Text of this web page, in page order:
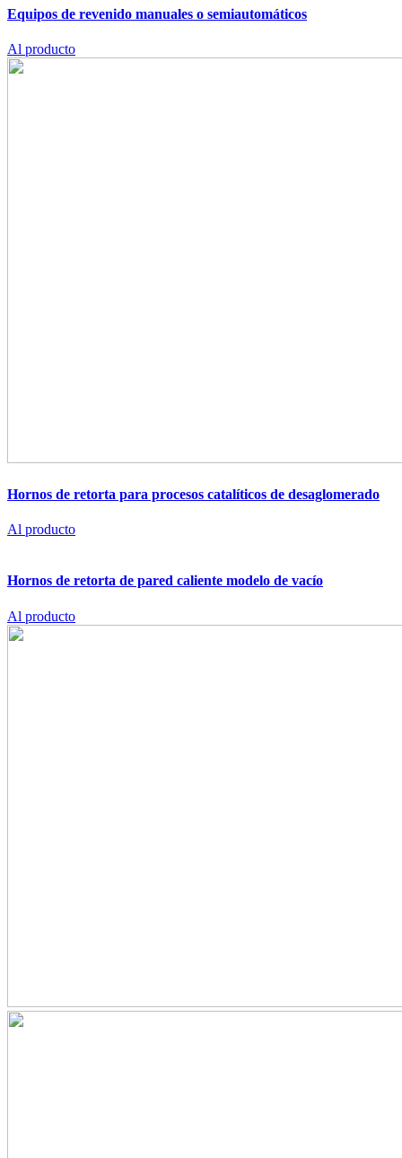
Equipos de revenido manuales o semiautomáticos
Al producto
Hornos de retorta para procesos catalíticos de desaglomerado
Al producto
Hornos de retorta de pared caliente modelo de vacío
Al producto